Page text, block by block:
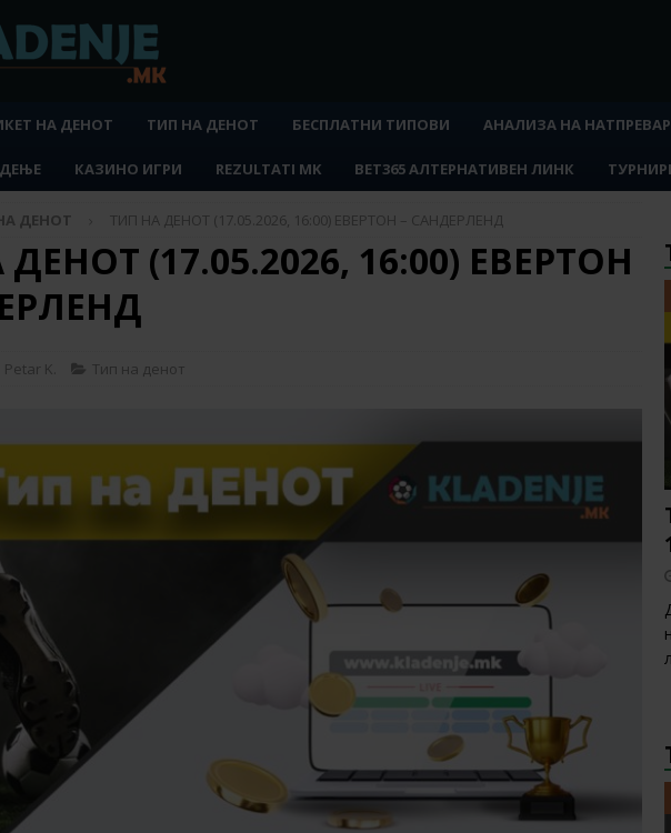
НА ДЕНОТ ТИП НА ДЕНОТ БЕСПЛАТНИ ТИПОВИ АНАЛИЗА НА
КАЗИНО ИГРИ REZULTATI MK BET365 АЛТЕРНАТИВЕН ЛИНК
ДЕНОТ ТИП НА ДЕНОТ (17.05.2026, 16:00) ЕВЕРТОН – САНДЕРЛЕНД
(17.05.2026, 16:00) ЕВЕРТОН
Petar K. Тип на денот